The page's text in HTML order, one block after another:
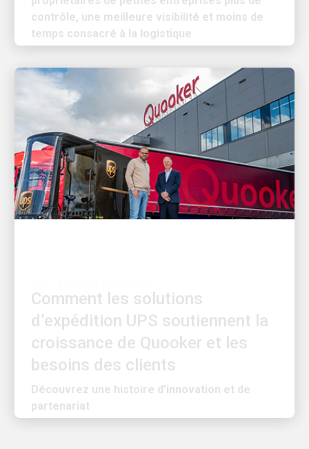
temps consacré à la logistique
d’expédition UPS soutiennent la
croissance de Quooker et les
besoins des clients
Découvrez une histoire d’innovation et de
partenariat